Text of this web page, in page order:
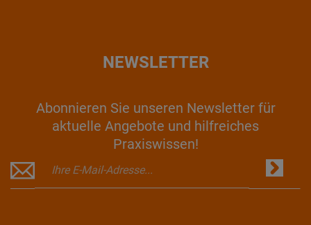
NEWSLETTER
Abonnieren Sie unseren Newsletter für
aktuelle Angebote und hilfreiches
Praxiswissen!